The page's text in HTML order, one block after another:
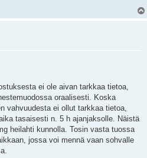
ei ole aivan tarkkaa tietoa,
oraalisesti. Koska
vahvuudesta ei ollut tarkkaa tietoa,
tasaisesti n. 5 h ajanjaksolle. Näistä
heilahti kunnolla. Tosin vasta tuossa
jossa voi mennä vaan sohvalle